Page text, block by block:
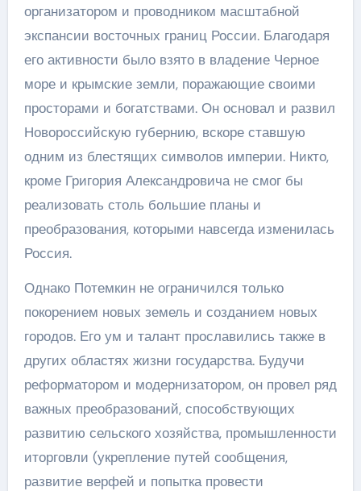
организатором и проводником масштабной
экспансии восточных границ России. Благодаря
его активности было взято в владение Черное
море и крымские земли, поражающие своими
просторами и богатствами. Он основал и развил
Новороссийскую губернию, вскоре ставшую
одним из блестящих символов империи. Никто,
кроме Григория Александровича не смог бы
реализовать столь большие планы и
преобразования, которыми навсегда изменилась
Россия.
Однако Потемкин не ограничился только
покорением новых земель и созданием новых
городов. Его ум и талант прославились также в
других областях жизни государства. Будучи
реформатором и модернизатором, он провел ряд
важных преобразований, способствующих
развитию сельского хозяйства, промышленности
иторговли (укрепление путей сообщения,
развитие верфей и попытка провести